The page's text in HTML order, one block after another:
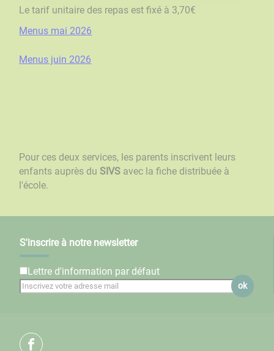
Le tarif unitaire des repas est fixé à 3,70€
Menus mai 2026
Menus juin 2026
Pour ces deux services, les parents inscrivent leurs
enfants auprès duSIVS avec la fiche distribuée à
l'école.
S'inscrire à notre newsletter
Lettre d'information par défaut
ok